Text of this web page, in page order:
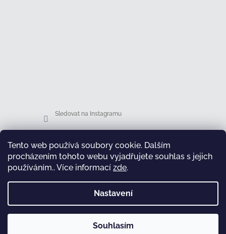
Tento web používá soubory cookie. Dalším
procházením tohoto webu vyjadřujete souhlas s jejich
používáním.. Více informací zde.
Nastavení
Souhlasím
Sledovat na Instagramu
Facebook
Honsová shop
test
Copyright 2026Honsová shop